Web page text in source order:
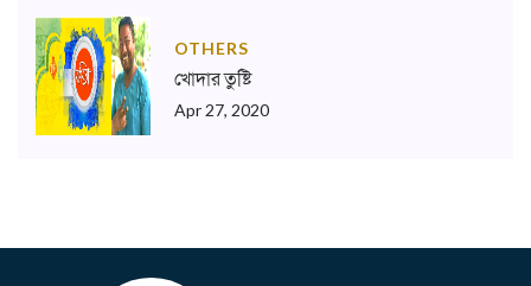
OTHERS
খোদার তুষ্টি
Apr 27, 2020